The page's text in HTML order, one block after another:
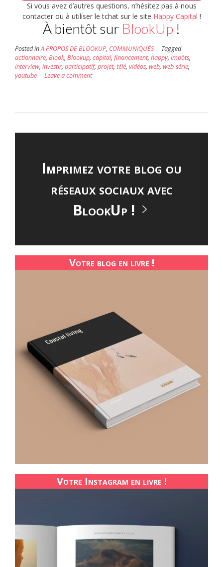
Si vous avez d’autres questions, n’hésitez pas à nous
contacter ou à utiliser le tchat sur le site Happy Capital !
À bientôt sur BlookUp !
Posted inA PROPOS DE BLOOKUP, COMMUNIQUÉS
Tagged
actionnaire, Blook, Blookup, capital, financement, happy, impôts,
interview, investir, participatif, projet, télé, vidéos, web, web-série,
youtube
Leave a comment
Imprimez votre blog ou
réseaux sociaux avec
BlookUp !
Votre blog en livre !
Votre Instagram en livre !